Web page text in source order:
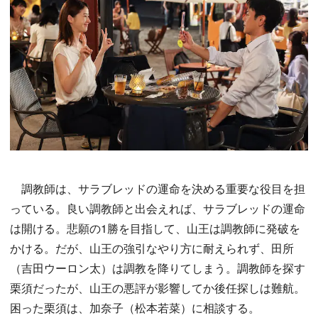
調教師は、サラブレッドの運命を決める重要な役目を担
っている。良い調教師と出会えれば、サラブレッドの運命
は開ける。悲願の1勝を目指して、山王は調教師に発破を
かける。だが、山王の強引なやり方に耐えられず、田所
（吉田ウーロン太）は調教を降りてしまう。調教師を探す
栗須だったが、山王の悪評が影響してか後任探しは難航。
困った栗須は、加奈子（松本若菜）に相談する。